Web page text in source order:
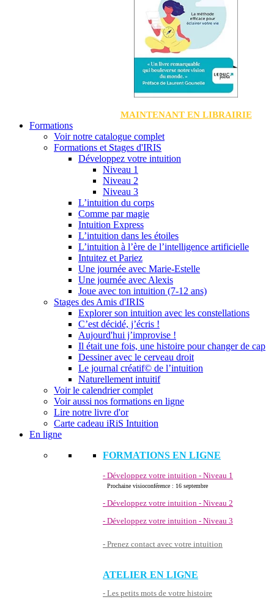
MAINTENANT EN LIBRAIRIE
Formations
Voir notre catalogue complet
Formations et Stages d'IRIS
Développez votre intuition
Niveau 1
Niveau 2
Niveau 3
L’intuition du corps
Comme par magie
Intuition Express
L’intuition dans les étoiles
L’intuition à l’ère de l’intelligence artificielle
Intuitez et Pariez
Une journée avec Marie-Estelle
Une journée avec Alexis
Joue avec ton intuition (7-12 ans)
Stages des Amis d'IRIS
Explorer son intuition avec les constellations
C’est décidé, j’écris !
Aujourd'hui j’improvise !
Il était une fois, une histoire pour changer de cap
Dessiner avec le cerveau droit
Le journal créatif© de l’intuition
Naturellement intuitif
Voir le calendrier complet
Voir aussi nos formations en ligne
Lire notre livre d'or
Carte cadeau iRiS Intuition
En ligne
FORMATIONS EN LIGNE
- Développez votre intuition - Niveau 1
Prochaine visioconférence : 16 septembre
- Développez votre intuition - Niveau 2
- Développez votre intuition - Niveau 3
- Prenez contact avec votre intuition
ATELIER EN LIGNE
- Les petits mots de votre histoire